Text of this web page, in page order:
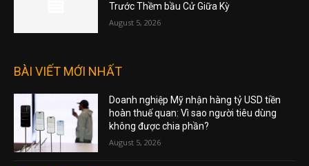
Trước Thềm bầu Cử Giữa Kỳ
August 5, 2026
BÀI VIẾT MỚI NHẤT
Doanh nghiệp Mỹ nhận hàng tỷ USD tiền
hoàn thuế quan: Vì sao người tiêu dùng
không được chia phần?
August 5, 2026